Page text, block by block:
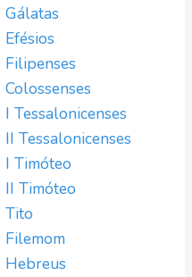
Gálatas
Efésios
Filipenses
Colossenses
I Tessalonicenses
II Tessalonicenses
I Timóteo
II Timóteo
Tito
Filemom
Hebreus